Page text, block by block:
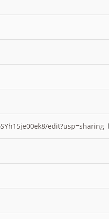
edit?usp=sharing